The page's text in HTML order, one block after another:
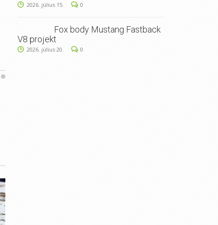
2026. július 15. 0
Fox body Mustang Fastback
V8 projekt
2026. július 20. 0